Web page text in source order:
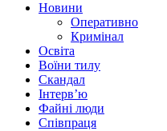
Новини
Оперативно
Кримінал
Освіта
Воїни тилу
Скандал
Інтерв’ю
Файні люди
Співпраця